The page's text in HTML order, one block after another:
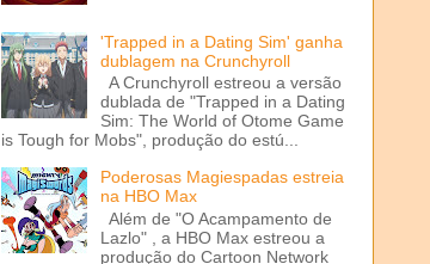
'Trapped in a Dating Sim' ganha
dublagem na Crunchyroll
A Crunchyroll estreou a versão
dublada de "Trapped in a Dating
Sim: The World of Otome Game
is Tough for Mobs", produção do estú...
Poderosas Magiespadas estreia
na HBO Max
Além de "O Acampamento de
Lazlo" , a HBO Max estreou a
produção do Cartoon Network